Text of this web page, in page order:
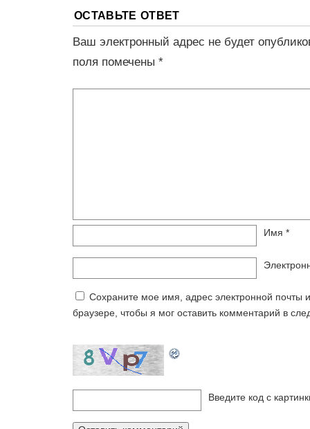
ОСТАВЬТЕ ОТВЕТ
Ваш электронный адрес не будет
поля помечены *
Имя *
Сохраните мое имя, адрес электронной почты
браузере, чтобы я мог оставить комментарий в
Введите код с